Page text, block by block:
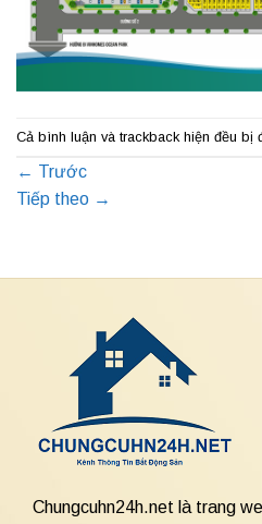
Cả bình luận và trackback hiện đều bị
← Trước
Tiếp theo →
Chungcuhn24h.net là trang